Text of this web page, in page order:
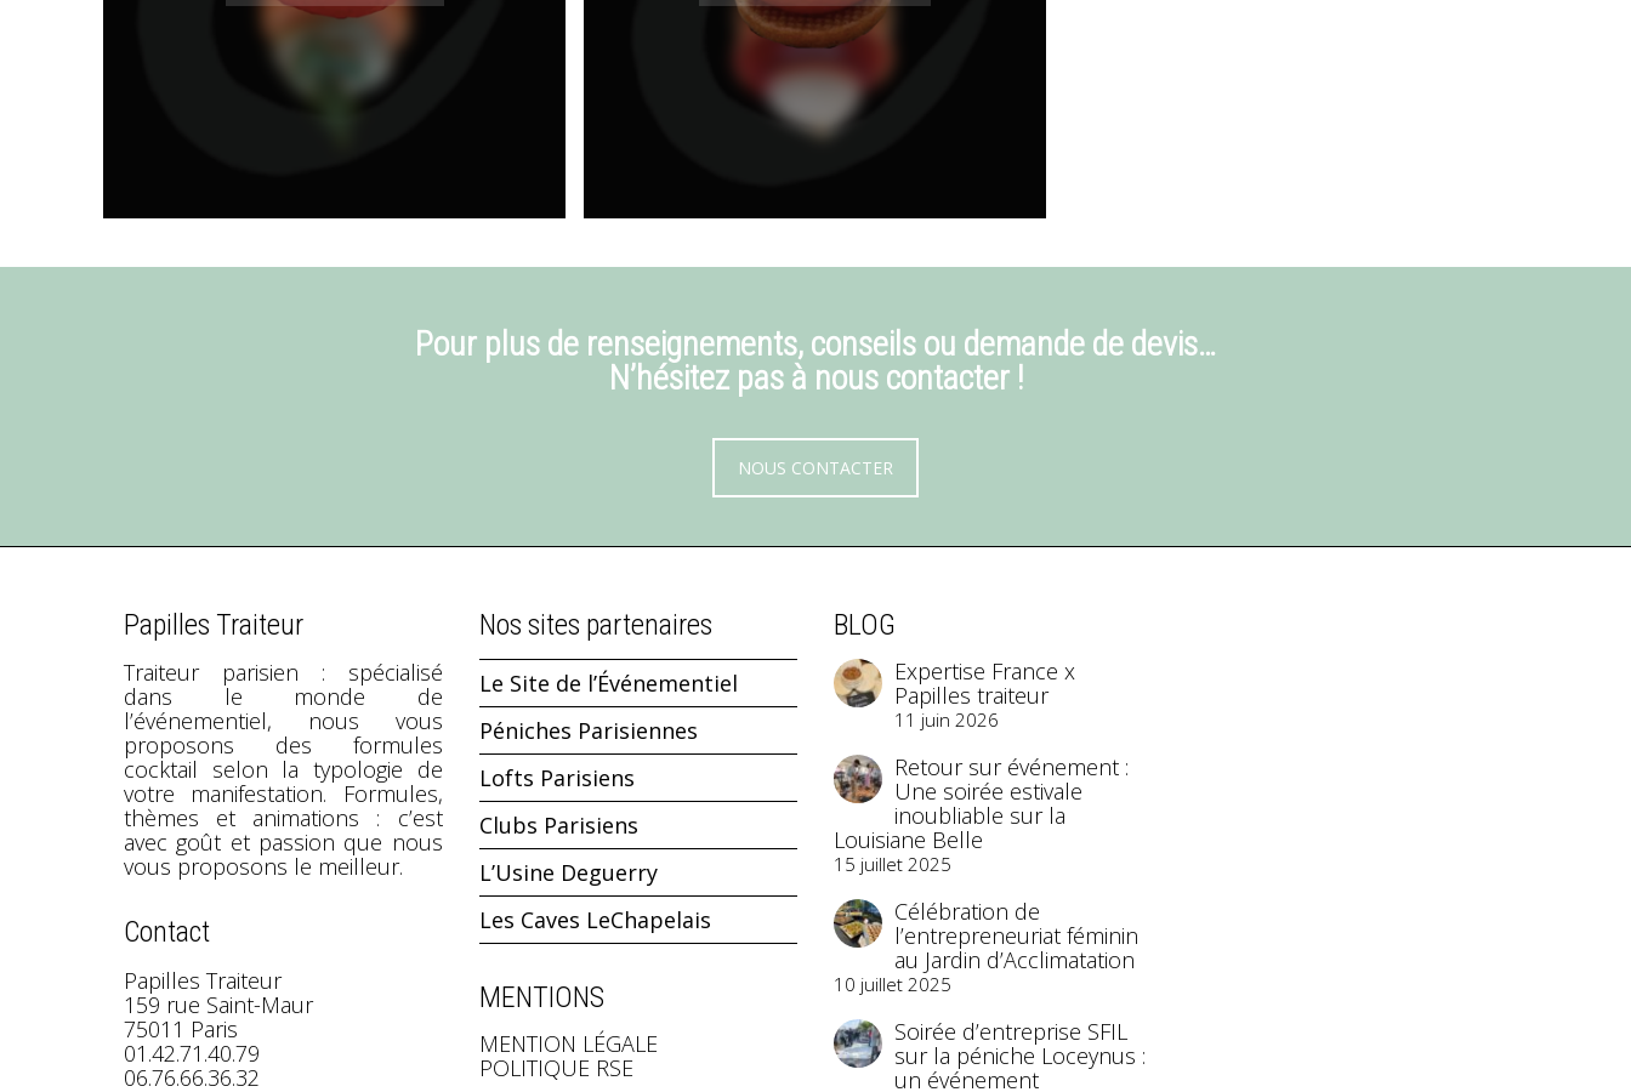
Pour plus de renseignements, conseils ou demande de devis…
N’hésitez pas à nous contacter !
NOUS CONTACTER
Papilles Traiteur
Traiteur parisien : spécialisé
dans le monde de
l’événementiel, nous vous
proposons des formules
cocktail selon la typologie de
votre manifestation. Formules,
thèmes et animations : c’est
avec goût et passion que nous
vous proposons le meilleur.
Contact
Papilles Traiteur
159 rue Saint-Maur
75011 Paris
01.42.71.40.79
06.76.66.36.32
Nos sites partenaires
Le Site de l’Événementiel
Péniches Parisiennes
Lofts Parisiens
Clubs Parisiens
L’Usine Deguerry
Les Caves LeChapelais
MENTIONS
MENTION LÉGALE
POLITIQUE RSE
BLOG
Expertise France x
Papilles traiteur
11 juin 2026
Retour sur événement :
Une soirée estivale
inoubliable sur la
Louisiane Belle
15 juillet 2025
Célébration de
l’entrepreneuriat féminin
au Jardin d’Acclimatation
10 juillet 2025
Soirée d’entreprise SFIL
sur la péniche Loceynus :
un événement